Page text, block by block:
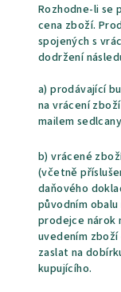
Rozhodne-li se
cena zboží.
spojených s
dodržení
a) prodávající
na vrácení
mailem
b) vrácené
(včetně
daňového
původním
prodejce nárok
uvedením
zaslat na
kupujícího.